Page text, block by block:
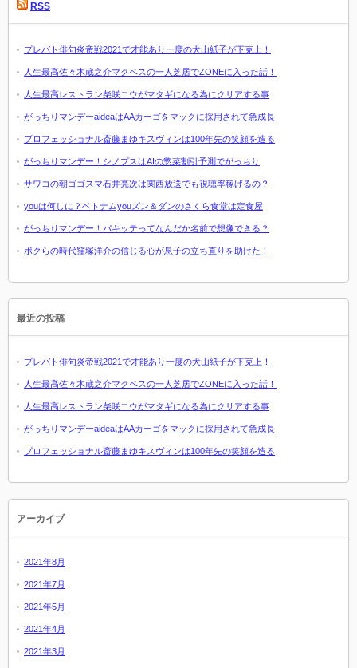
RSS
プレバト俳句炎帝戦2021で才能あり一度の犬山紙子が下克上！
人生最高佐々木蔵之介マクベスの一人芝居でZONEに入った話！
人生最高レストラン柴咲コウがマタギになる為にクリアする事
がっちりマンデーaideaはAAカーゴをマックに採用されて急成長
プロフェッショナル斎藤まゆキスヴィンは100年先の笑顔を造る
がっちりマンデー！シノプスはAIの惣菜割引予測でがっちり
サワコの朝ゴゴスマ石井亮次は関西放送でも視聴率稼げるの？
youは何しに？ベトナムyouズン＆ダンのさくら食堂は定食屋
がっちりマンデー！パキッテってなんだか名前で想像できる？
ボクらの時代窪塚洋介の信じる心が息子の立ち直りを助けた！
最近の投稿
プレバト俳句炎帝戦2021で才能あり一度の犬山紙子が下克上！
人生最高佐々木蔵之介マクベスの一人芝居でZONEに入った話！
人生最高レストラン柴咲コウがマタギになる為にクリアする事
がっちりマンデーaideaはAAカーゴをマックに採用されて急成長
プロフェッショナル斎藤まゆキスヴィンは100年先の笑顔を造る
アーカイブ
2021年8月
2021年7月
2021年5月
2021年4月
2021年3月